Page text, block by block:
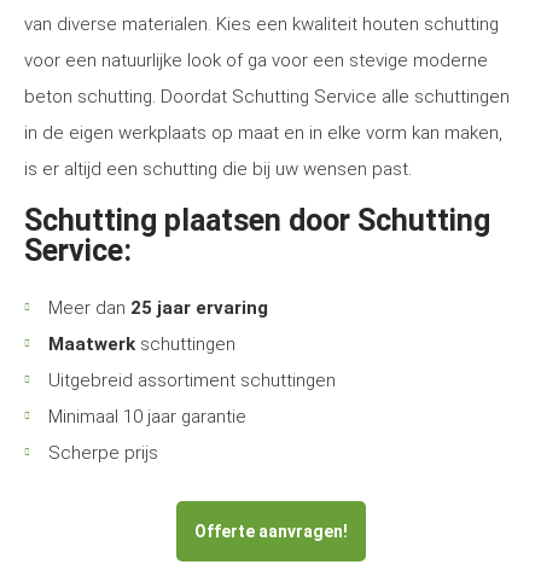
van diverse materialen. Kies een kwaliteit houten schutting
voor een natuurlijke look of ga voor een stevige moderne
beton schutting. Doordat Schutting Service alle schuttingen
in de eigen werkplaats op maat en in elke vorm kan maken,
is er altijd een schutting die bij uw wensen past.
Schutting plaatsen door Schutting
Service:
Meer dan 25 jaar ervaring
Maatwerk schuttingen
Uitgebreid assortiment schuttingen
Minimaal 10 jaar garantie
Scherpe prijs
Offerte aanvragen!